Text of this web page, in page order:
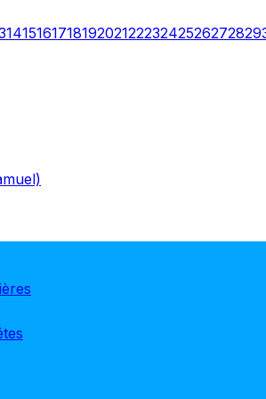
14151617181920212223242526272829